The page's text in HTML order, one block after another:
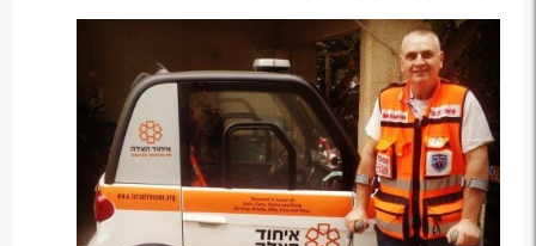
on
Twitter
on
Facebook
on
Google
Plus
by
Email
by
Email